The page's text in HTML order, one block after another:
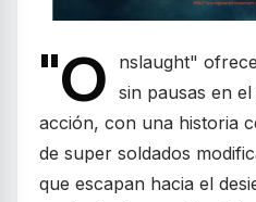
"O
nslaught"
sin pausas en
acción, con una historia
de super soldados
que escapan hacia el